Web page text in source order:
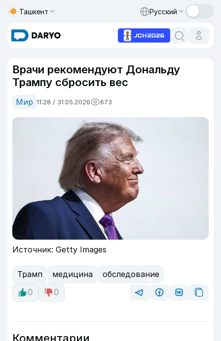
Ташкент Русский
Врачи рекомендуют Дональду
Трампу сбросить вес
Мир 11:28 / 31.05.2026 673
Источник: Getty Images
Трамп медицина
обследование
0
0
Комментарии